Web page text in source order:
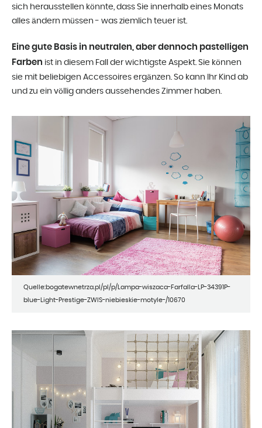
sich herausstellen könnte, dass Sie innerhalb eines Monats
alles ändern müssen - was ziemlich teuer ist.
Eine gute Basis in neutralen, aber dennoch pastelligen
Farben ist in diesem Fall der wichtigste Aspekt. Sie können
sie mit beliebigen Accessoires ergänzen. So kann Ihr Kind ab
und zu ein völlig anders aussehendes Zimmer haben.
Quelle:bogatewnetrza.pl/pl/p/Lampa-wiszaca-Farfalla-LP-34391P-
blue-Light-Prestige-ZWIS-niebieskie-motyle-/10670